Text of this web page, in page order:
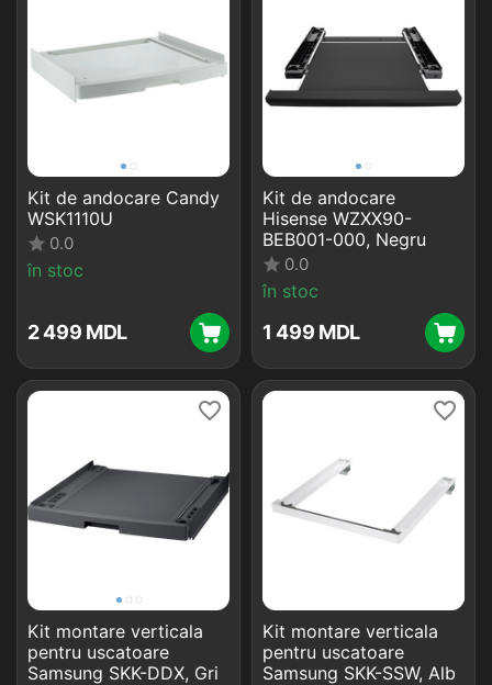
Kit de andocare Candy
WSK1110U
0.0
în stoc
2 499 MDL
Kit de andocare
Hisense WZXX90-
BEB001-000, Negru
0.0
în stoc
1 499 MDL
Kit montare verticala
pentru uscatoare
Samsung SKK-DDX, Gri
Kit montare verticala
pentru uscatoare
Samsung SKK-SSW, Alb